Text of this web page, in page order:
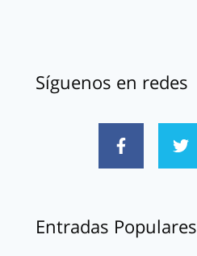
Síguenos en redes
Entradas Populares